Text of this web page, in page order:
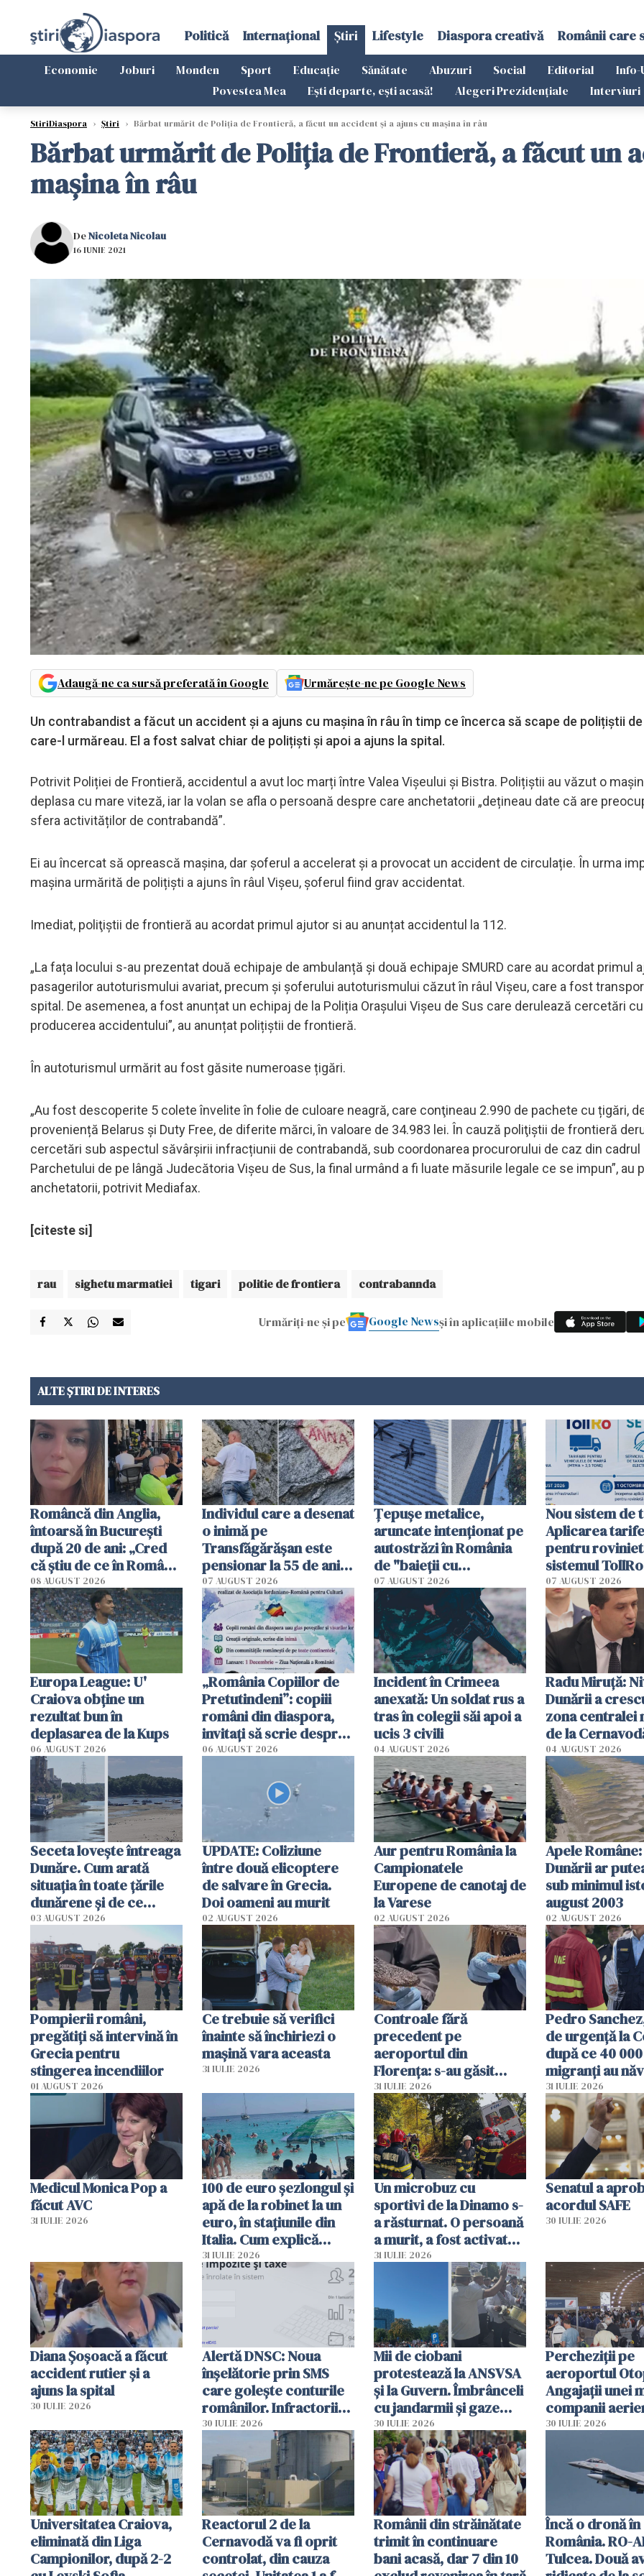
Politică Internațional Știri Lifestyle Diaspora creativă Românii care
Economie Joburi Monden Sport Educație Sănătate Abuzuri Social Editorial Info-
Povestea Mea
Ești departe, ești acasă! Alegeri Prezidențiale Interviuri
StiriDiaspora › Știri › Bărbat urmărit de Poliția de Frontieră, a făcut un accident și a ajuns cu mașina în râu
Bărbat urmărit de Poliția de Frontieră, a făcut un
mașina în râu
DeNicoleta Nicolau
16 IUNIE 2021
Adaugă-ne ca sursă preferată în Google Urmărește-ne pe Google News
Un contrabandist a făcut un accident și a ajuns cu mașina în râu în timp ce încerca să scape de polițiștii
care-l urmăreau. El a fost salvat chiar de polițiști și apoi a ajuns la spital.
Potrivit Poliției de Frontieră, accidentul a avut loc marți între Valea Vișeului și Bistra. Polițiștii au văzut o
deplasa cu mare viteză, iar la volan se afla o persoană despre care anchetatorii „dețineau date că are
sfera activităților de contrabandă”.
Ei au încercat să oprească mașina, dar șoferul a accelerat și a provocat un accident de circulație. În urma
mașina urmărită de polițiști a ajuns în râul Vişeu, șoferul fiind grav accidentat.
Imediat, poliţiştii de frontieră au acordat primul ajutor si au anunțat accidentul la 112.
„La fața locului s-au prezentat două echipaje de ambulanță și două echipaje SMURD care au acordat primul
pasagerilor autoturismului avariat, precum și șoferului autoturismului căzut în râul Vișeu, care a fost
spital. De asemenea, a fost anunțat un echipaj de la Poliția Orașului Vişeu de Sus care derulează cercetări
producerea accidentului”, au anunțat polițiștii de frontieră.
În autoturismul urmărit au fost găsite numeroase țigări.
„Au fost descoperite 5 colete învelite în folie de culoare neagră, care conţineau 2.990 de pachete cu țigări,
proveniență Belarus și Duty Free, de diferite mărci, în valoare de 34.983 lei. În cauză poliţiştii de frontieră
cercetări sub aspectul săvârșirii infracțiunii de contrabandă, sub coordonarea procurorului de caz din cadrul
Parchetului de pe lângă Judecătoria Vişeu de Sus, la final urmând a fi luate măsurile legale ce se impun”, au
anchetatorii, potrivit Mediafax.
[citeste si]
rau sighetu marmatiei tigari politie de frontiera contrabannda
Urmăriți-ne și pe Google Newsși în aplicațiile mobile
ALTE ȘTIRI DE INTERES
Româncă din Anglia,
întoarsă în București
după 20 de ani: „Cred
că știu de ce în România
se trăiește mai bine ca
în Anglia. E schimbat"
08 AUGUST 2026
Individul care a desenat
o inimă pe
Transfăgărășan este
pensionar la 55 de ani.
Poliția l-a identificat
07 AUGUST 2026
Țepușe metalice,
aruncate intenționat pe
autostrăzi în România
de "baieții cu
platforme": "Mi-au
cerut 1200 lei să mă
tracteze"
07 AUGUST 2026
Nou sistem de
Aplicarea
pentru
sistemul
începe la 1
07 AUGUST 2026
Europa League: U'
Craiova obține un
rezultat bun în
deplasarea de la Kups
06 AUGUST 2026
„România Copiilor de
Pretutindeni”: copiii
români din diaspora,
invitați să scrie despre
România într-un volum
06 AUGUST 2026
Incident în Crimeea
anexată: Un soldat rus a
tras în colegii săi apoi a
ucis 3 civili
04 AUGUST 2026
Radu Miruţă:
Dunării a
zona centralei
de la
cm faţă de
04 AUGUST 2026
Seceta lovește întreaga
Dunăre. Cum arată
situația în toate țările
dunărene și de ce
România resimte
efectele, deși a plouat
în iulie
03 AUGUST 2026
UPDATE: Coliziune
între două elicoptere
de salvare în Grecia.
Doi oameni au murit
02 AUGUST 2026
Aur pentru România la
Campionatele
Europene de canotaj de
la Varese
02 AUGUST 2026
Apele
Dunării ar
sub minimul
august 2003
02 AUGUST 2026
Pompierii români,
pregătiţi să intervină în
Grecia pentru
stingerea incendiilor
01 AUGUST 2026
Ce trebuie să verifici
înainte să închiriezi o
mașină vara aceasta
31 IULIE 2026
Controale fără
precedent pe
aeroportul din
Florența: s-au găsit
capete de aligator și o
sumă imensă de bani
31 IULIE 2026
Pedro
de urgență la
după ce 40
migranți au
teritoriul
mobiliza toate
resursele"
31 IULIE 2026
Medicul Monica Pop a
făcut AVC
31 IULIE 2026
100 de euro șezlongul și
apă de la robinet la un
euro, în stațiunile din
Italia. Cum explică
autoritățile
31 IULIE 2026
Un microbuz cu
sportivi de la Dinamo s-
a răsturnat. O persoană
a murit, a fost activat
planul roșu de
31 IULIE 2026
Senatul a
acordul SAFE
30 IULIE 2026
Diana Șoșoacă a făcut
accident rutier și a
ajuns la spital
30 IULIE 2026
Alertă DNSC: Noua
înșelătorie prin SMS
care golește conturile
românilor. Infractorii
folosesc numele
Ghișeul.ro și al Poliției
Române
30 IULIE 2026
Mii de ciobani
protestează la ANSVSA
și la Guvern. Îmbrânceli
cu jandarmii și gaze
lacrimogene
30 IULIE 2026
Percheziții pe
aeroportul
Angajații unei
companii
parfumuri,
vânzării
30 IULIE 2026
Universitatea Craiova,
eliminată din Liga
Campionilor, după 2-2
Reactorul 2 de la
Cernavodă va fi oprit
controlat, din cauza
Românii din străinătate
trimit în continuare
bani acasă, dar 7 din 10
Încă o dronă în
România. RO-
Tulcea. Două